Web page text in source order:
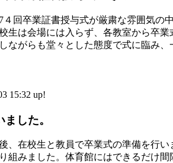
回卒業証書授与式が厳粛な雰囲気の中
は会場には入らず、各教室から卒業
がらも堂々とした態度で式に臨み、
15:32 up!
した。
、在校生と教員で卒業式の準備を行
組みました。体育館にはできるだけ